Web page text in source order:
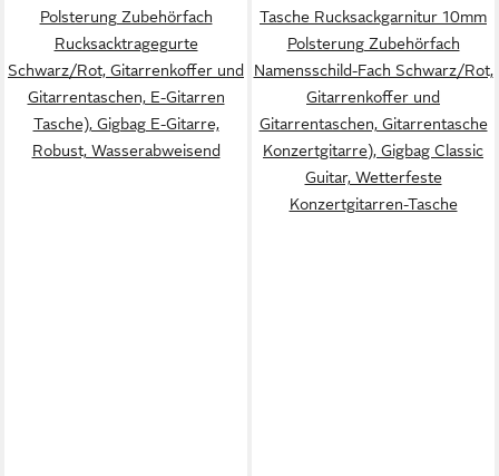
Polsterung Zubehörfach
Rucksacktragegurte
Schwarz/Rot, Gitarrenkoffer und
Gitarrentaschen, E-Gitarren
Tasche), Gigbag E-Gitarre,
Robust, Wasserabweisend
Tasche Rucksackgarnitur 10mm
Polsterung Zubehörfach
Namensschild-Fach Schwarz/Rot,
Gitarrenkoffer und
Gitarrentaschen, Gitarrentasche
Konzertgitarre), Gigbag Classic
Guitar, Wetterfeste
Konzertgitarren-Tasche